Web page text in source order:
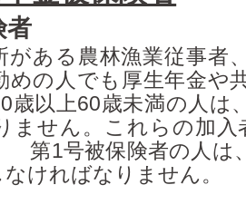
者
がある農林漁業従事者
めの人でも厚生年金や
歳以上60歳未満の人は
ません。これらの加入
第1号被保険者の人は
ければなりません。